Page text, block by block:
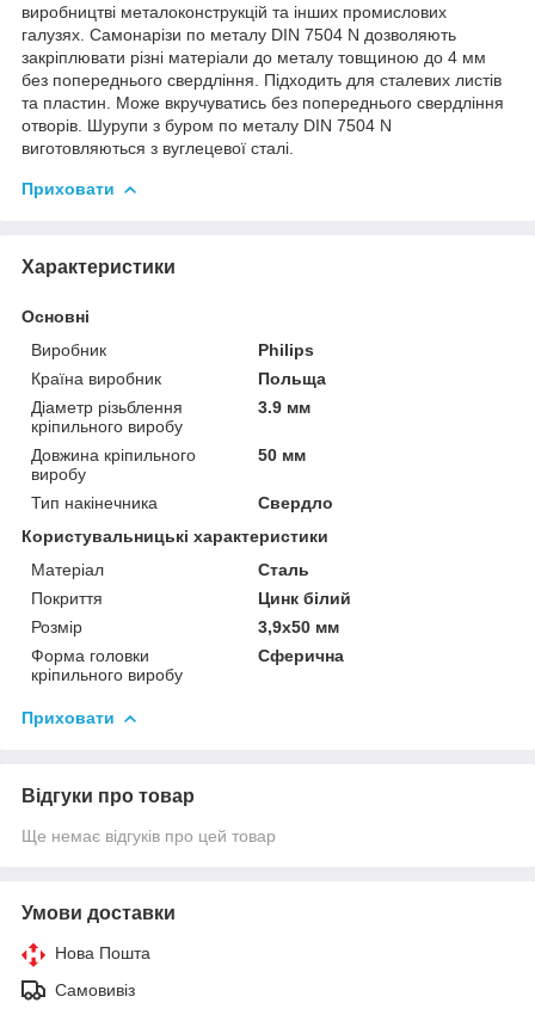
виробництві металоконструкцій та інших промислових
галузях. Самонарізи по металу DIN 7504 N дозволяють
закріплювати різні матеріали до металу товщиною до 4 мм
без попереднього свердління. Підходить для сталевих листів
та пластин. Може вкручуватись без попереднього свердління
отворів. Шурупи з буром по металу DIN 7504 N
виготовляються з вуглецевої сталі.
Приховати
Характеристики
Основні
Виробник
Philips
Країна виробник
Польща
Діаметр різьблення
кріпильного виробу
3.9 мм
Довжина кріпильного
виробу
50 мм
Тип накінечника
Свердло
Користувальницькі характеристики
Матеріал
Сталь
Покриття
Цинк білий
Розмір
3,9х50 мм
Форма головки
кріпильного виробу
Сферична
Приховати
Відгуки про товар
Ще немає відгуків про цей товар
Умови доставки
Нова Пошта
Самовивіз